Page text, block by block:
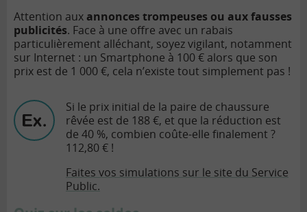
Attention aux annonces trompeuses ou aux fausses
publicités. Face à une offre avec un rabais
particulièrement alléchant, soyez vigilant, notamment
sur Internet : un Smartphone à 100 € alors que son
prix est de 1 000 €, cela n’existe tout simplement pas !
Si le prix initial de la paire de chaussure
rêvée est de 188 €, et que la réduction est
de 40 %, combien coûte-elle finalement ?
112,80 € !
Faites vos simulations sur le site du Service
Public.